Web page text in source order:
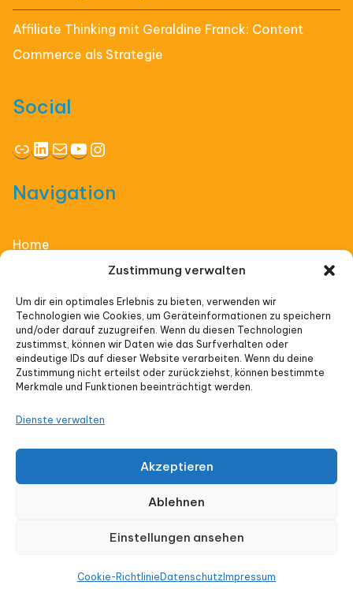
Zustimmung verwalten
Um dir ein optimales Erlebnis zu bieten, verwenden wir
Technologien wie Cookies, um Geräteinformationen zu speichern
und/oder darauf zuzugreifen. Wenn du diesen Technologien
zustimmst, können wir Daten wie das Surfverhalten oder
eindeutige IDs auf dieser Website verarbeiten. Wenn du deine
Zustimmung nicht erteilst oder zurückziehst, können bestimmte
Merkmale und Funktionen beeinträchtigt werden.
Dienste verwalten
Akzeptieren
Ablehnen
Einstellungen ansehen
Cookie-Richtlinie Datenschutz Impressum
Affiliate Thinking mit Geraldine Franck: Content
Commerce als Strategie
Social
LinkLinkedIn
E-MailYouTube
Instagram
Navigation
Home
Vorträge
Veranstaltungen
Cookie-Richtlinie (EU)
onlyoneway.de